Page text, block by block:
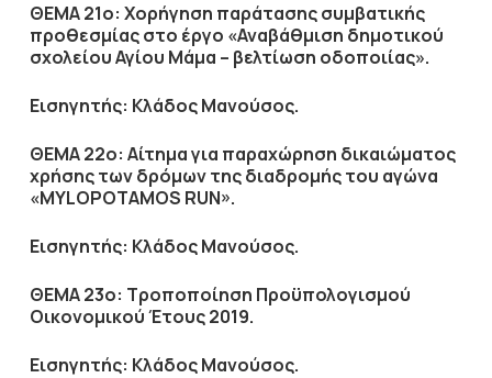
ΘΕΜΑ 21ο: Χορήγηση παράτασης συμβατικής
προθεσμίας στο έργο «Αναβάθμιση δημοτικού
σχολείου Αγίου Μάμα – βελτίωση οδοποιίας».
Εισηγητής: Κλάδος Μανούσος.
ΘΕΜΑ 22ο: Αίτημα για παραχώρηση δικαιώματος
χρήσης των δρόμων της διαδρομής του αγώνα
«MYLOPOTAMOS RUN».
Εισηγητής: Κλάδος Μανούσος.
ΘΕΜΑ 23ο: Τροποποίηση Προϋπολογισμού
Οικονομικού Έτους 2019.
Εισηγητής: Κλάδος Μανούσος.